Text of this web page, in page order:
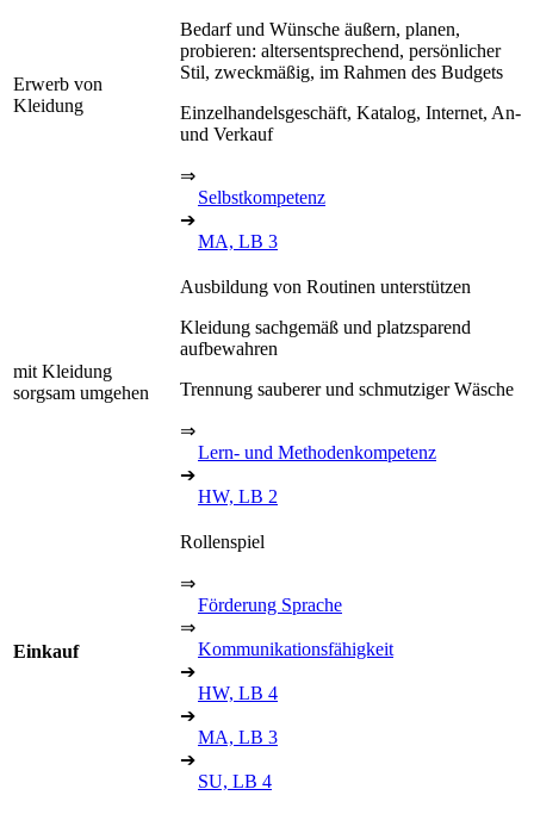
Erwerb von
Kleidung
Bedarf und Wünsche äußern, planen,
probieren: altersentsprechend, persönlicher
Stil, zweckmäßig, im Rahmen des Budgets
Einzelhandelsgeschäft, Katalog, Internet, An-
und Verkauf
⇒
Selbstkompetenz
➔
MA, LB 3
mit Kleidung
sorgsam umgehen
Ausbildung von Routinen unterstützen
Kleidung sachgemäß und platzsparend
aufbewahren
Trennung sauberer und schmutziger Wäsche
⇒
Lern- und Methodenkompetenz
➔
HW, LB 2
Einkauf
Rollenspiel
⇒
Förderung Sprache
⇒
Kommunikationsfähigkeit
➔
HW, LB 4
➔
MA, LB 3
➔
SU, LB 4